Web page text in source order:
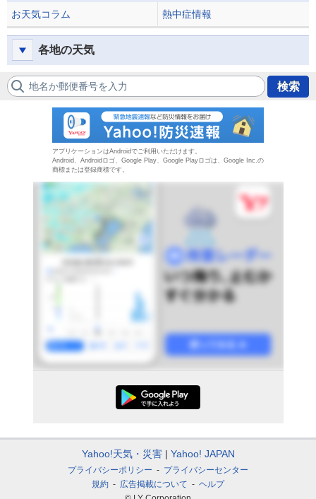
お天気コラム
熱中症情報
各地の天気
地名か郵便番号を入力 検索
アプリケーションはAndroidでご利用いただけます。
Android、Androidロゴ、Google Play、Google Playロゴは、Google Inc.の
商標または登録商標です。
Yahoo!天気・災害 Yahoo! JAPAN
プライバシーポリシー
プライバシーセンター
規約
広告掲載について
ヘルプ